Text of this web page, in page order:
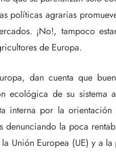
políticas agrarias
¡No!, tampoco
de Europa.
dan cuenta que
ecológica de su sistema
interna por la
la poca
Unión Europea (UE) y a